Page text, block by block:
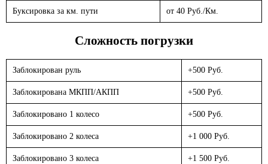
Буксировка за км. пути от 40 Руб./Км.
Сложность погрузки
Заблокирован руль +500 Руб.
Заблокирована МКПП/АКПП +500 Руб.
Заблокировано 1 колесо +500 Руб.
Заблокировано 2 колеса +1 000 Руб.
Заблокировано 3 колеса +1 500 Руб.